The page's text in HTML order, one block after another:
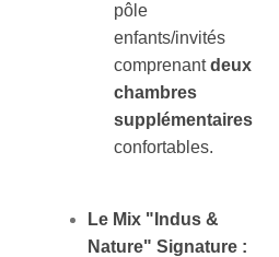
pôle
enfants/invités
comprenantdeux
chambres
supplémentaires
confortables.
Le Mix "Indus &
Nature" Signature :